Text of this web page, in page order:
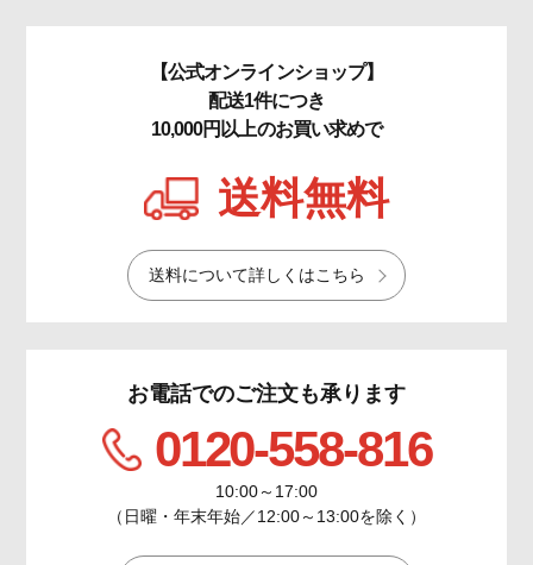
【公式オンラインショップ】
配送1件につき
10,000円以上のお買い求めで
送料無料
送料について詳しくはこちら
お電話でのご注文も承ります
0120-558-816
10:00～17:00
（日曜・年末年始／12:00～13:00を除く）